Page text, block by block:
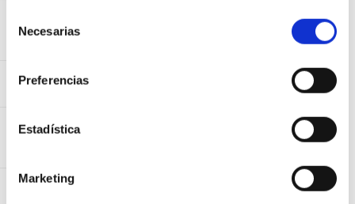
Necesarias
Preferencias
Estadística
Marketing
“ACTUACIÓN DE SANEAMENTO NA ZONA NORTE DA RÍA DE
ARES E NA ZONA SUR DA RÍA DE FERROL, FENE E MUGARDO”
SERCOYSA, PROYECTOS Y OBRAS S.A.
“DOT.INF.E BEIRARRÚA EN RUA FRANQUEIRA.ILLA DE AROUSA”
UTE ABASTECIMIENTO AMES Y BRIÓN
“ABASTECEMENTO EN AMES E BRIÓN (1ª FASE). AMES E BRIÓN
U.T.E. PALAS